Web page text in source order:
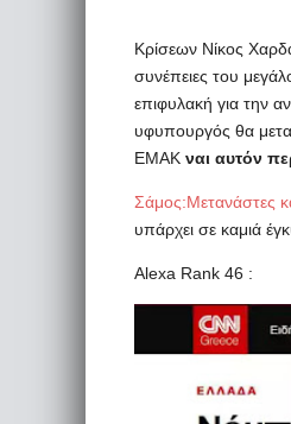
Κρίσεων Νίκος
συνέπειες του
επιφυλακή για την
υφυπουργός θα
ΕΜΑΚ ναι αυτόν
Σάμος:Μετανάστες
υπάρχει σε καμιά
Alexa Rank 46 :